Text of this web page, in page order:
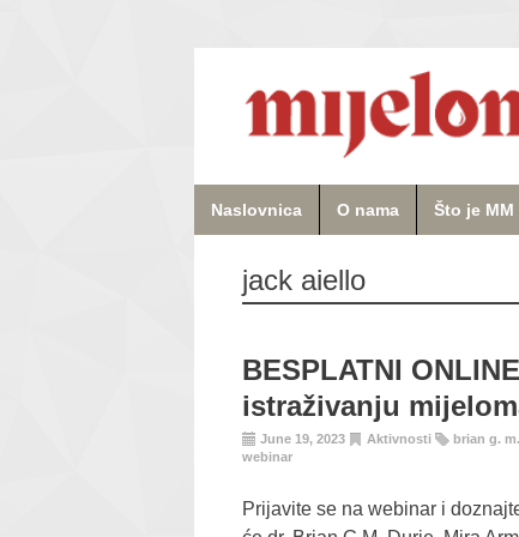
Naslovnica O nama Što je MM
jack aiello
BESPLATNI
istraživanju
June 19, 2023 Aktivnosti brian g.
webinar
Prijavite se na webinar i